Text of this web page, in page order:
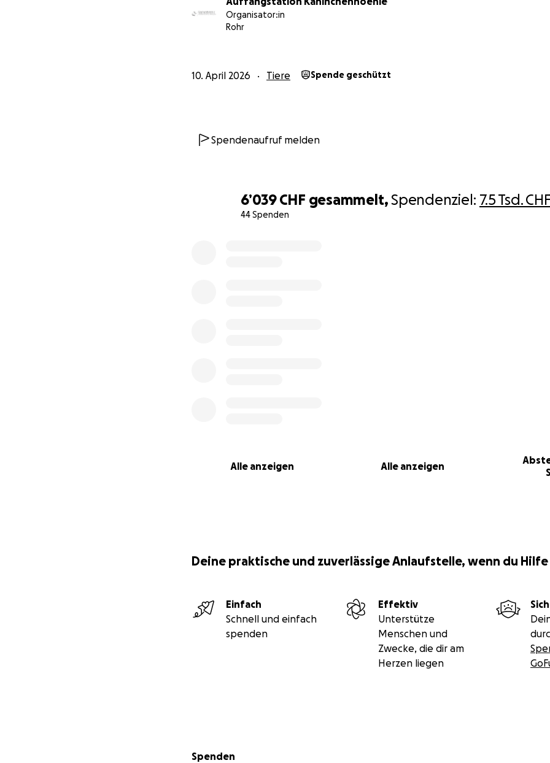
6’039 CHF gesammelt,Spendenziel: 7.5 Tsd. CHF
44 Spenden
Alle anzeigen Alle anzeigen
Organisator:in
Rohr
10. April 2026 Tiere Spende geschützt
Spendenaufruf melden
Deine praktische und zuverlässige Anlaufstelle, wenn du
Einfach
Schnell und einfach
spenden
Effektiv
Unterstütze
Menschen und
Zwecke, die dir am
Herzen liegen
Sekundärmenü
Spenden